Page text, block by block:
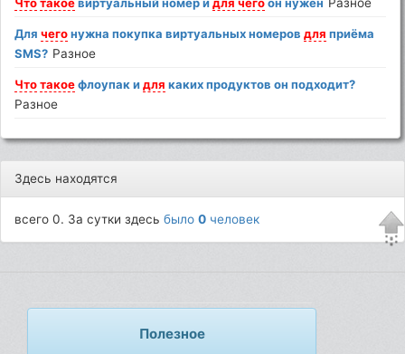
Длячегонужна покупка виртуальных номеровдля приёма
SMS? Разное
Что такоефлоупак идля каких продуктов он подходит?
Разное
Здесь находятся
всего 0. За сутки здесьбыло0 человек
Полезное